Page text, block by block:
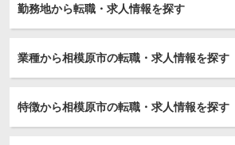
勤務地から転職・求人情報を探す
業種から相模原市の転職・求人情報を探す
特徴から相模原市の転職・求人情報を探す